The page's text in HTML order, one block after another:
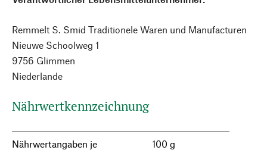
Remmelt S. Smid Traditionele Waren und Manufacturen
Nieuwe Schoolweg 1
9756 Glimmen
Niederlande
Nährwertkennzeichnung
Nährwertangaben je 100 g